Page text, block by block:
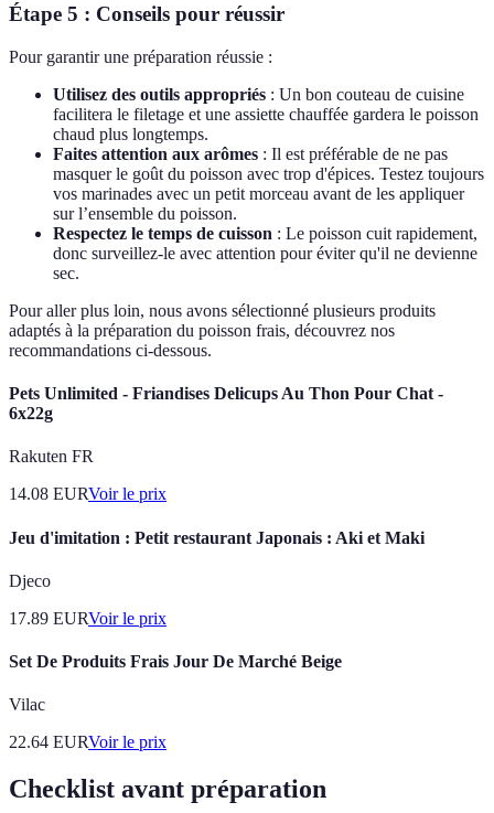
Étape 5 : Conseils pour réussir
Pour garantir une préparation réussie :
Utilisez des outils appropriés : Un bon couteau de cuisine
facilitera le filetage et une assiette chauffée gardera le poisson
chaud plus longtemps.
Faites attention aux arômes : Il est préférable de ne pas
masquer le goût du poisson avec trop d'épices. Testez toujours
vos marinades avec un petit morceau avant de les appliquer
sur l’ensemble du poisson.
Respectez le temps de cuisson : Le poisson cuit rapidement,
donc surveillez-le avec attention pour éviter qu'il ne devienne
sec.
Pour aller plus loin, nous avons sélectionné plusieurs produits
adaptés à la préparation du poisson frais, découvrez nos
recommandations ci-dessous.
Pets Unlimited - Friandises Delicups Au Thon Pour Chat -
6x22g
Rakuten FR
14.08 EURVoir le prix
Jeu d'imitation : Petit restaurant Japonais : Aki et Maki
Djeco
17.89 EURVoir le prix
Set De Produits Frais Jour De Marché Beige
Vilac
22.64 EURVoir le prix
Checklist avant préparation